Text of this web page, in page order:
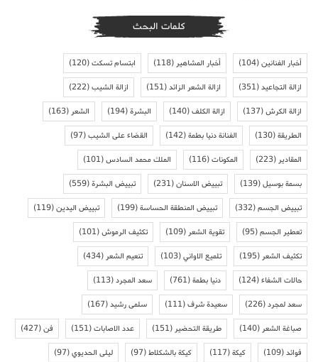
كلمات البحث
أخبار الفنانين(104) أخبار المشاهير(118) ابتسام تسكت(120)
ازالة التجاعيد(351) ازالة الشعر الزائد(151) ازالة الشيب(222)
ازالة الكرش(137) ازالة الكلف(140) البشرة(194) الشعر(163)
الطريقة(130) الفنانة دنيا بطمة(142) القضاء على الشيب(97)
المقادير(223) المكونات(116) الملك محمد السادس(101)
بسمة بوسيل(139) تبييض الاسنان(231) تبييض البشرة(559)
تبييض الجسم(332) تبييض المنطقة الحساسة(199) تبييض اليدين(119)
تعطير الجسم(95) تقوية الشعر(109) تكثيف الرموش(101)
تكثيف الشعر(195) تلميع الاواني(103) تنعيم الشعر(434)
حالات الشفاء(124) دنيا بطمة(761) سعد المجرد(113)
سعد لمجرد(226) سعيدة شرف(111) سلمى رشيد(167)
صباغة الشعر(140) طريقة التحضير(151) عدد الاصابات(151) فن(427)
فوائد(109) كيكة(117) كيكة بالشكلاط(97) ليلى الحديوي(97)